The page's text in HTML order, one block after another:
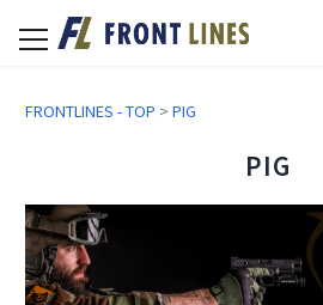
toggle
FRONTLINES - TOP > PIG
PIG